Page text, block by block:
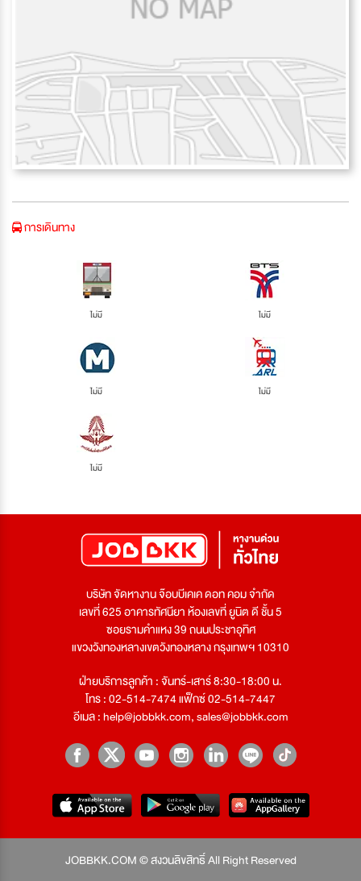
การเดินทาง
ไม่มี ไม่มี
ไม่มี ไม่มี
ไม่มี
บริษัท จัดหางาน จ๊อบบีเคเค ดอท คอม จำกัด
เลขที่ 625 อาคารทัศนียา ห้องเลขที่ ยูนิต ดี ชั้น 5
ซอยรามคำแหง 39 ถนนประชาอุทิศ
แขวงวังทองหลางเขตวังทองหลาง กรุงเทพฯ 10310
ฝ่ายบริการลูกค้า : จันทร์-เสาร์ 8:30-18:00 น.
โทร : 02-514-7474 แฟ็กซ์ 02-514-7447
อีเมล :help@jobbkk.com,sales@jobbkk.com
JOBBKK.COM © สงวนลิขสิทธิ์ All Right Reserved